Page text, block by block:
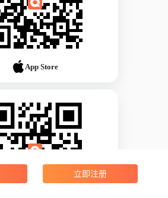
App Store
立即注册